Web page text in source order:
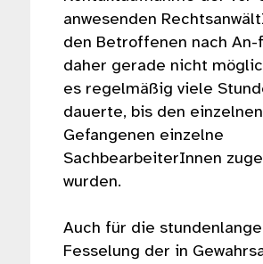
anwesenden
den Betroffenen nach An-
daher gerade nicht
es regelmäßig viele
dauerte, bis den einzelnen
Gefangenen einzelne
SachbearbeiterInnen
wurden.
Auch für die stundenlange
Fesselung der in